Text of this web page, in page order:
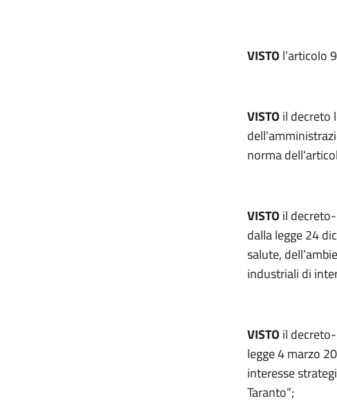
VISTO l’articolo
VISTO il decreto
norma
VISTO il
dalla legge 24
salute,
industriali di
VISTO il
legge 4 marzo
interesse
Taranto”;